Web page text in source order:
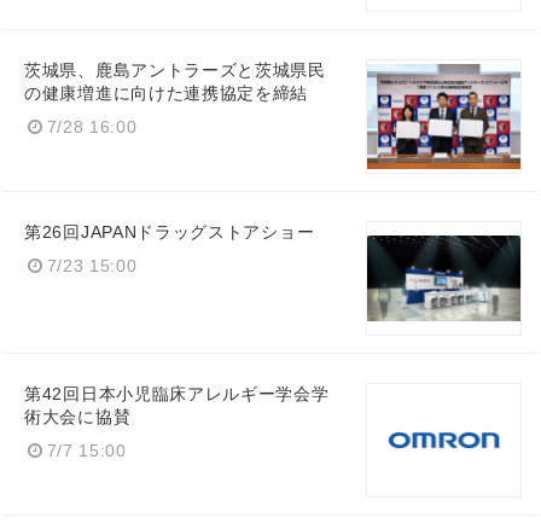
茨城県、鹿島アントラーズと茨城県民
の健康増進に向けた連携協定を締結
7/28 16:00
第26回JAPANドラッグストアショー
7/23 15:00
第42回日本小児臨床アレルギー学会学
術大会に協賛
7/7 15:00